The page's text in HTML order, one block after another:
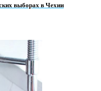
выборах в Чехии